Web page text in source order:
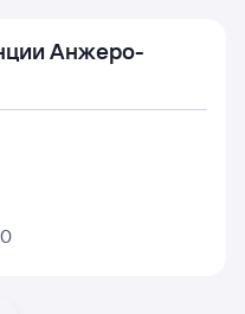
Анжеро-